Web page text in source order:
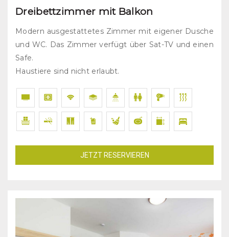
Dreibettzimmer mit Balkon
Modern ausgestattetes Zimmer mit eigener Dusche
und WC. Das Zimmer verfügt über Sat-TV und einen
Safe.
Haustiere sind nicht erlaubt.
JETZT RESERVIEREN